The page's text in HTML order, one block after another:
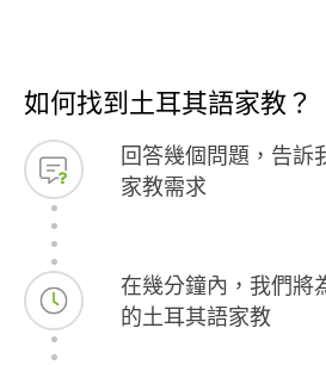
如何找到土耳其語家教？
回答幾個問題，告訴
家教需求
在幾分鐘內，我們將
的土耳其語家教